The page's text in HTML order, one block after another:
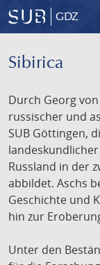
GDZ
Sibirica
Durch Georg
russischer und
SUB Göttingen,
Russland in der
abbildet. Aschs
Geschichte und
hin zur
Unter den